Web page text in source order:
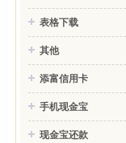
表格下载
其他
添富信用卡
手机现金宝
现金宝还款